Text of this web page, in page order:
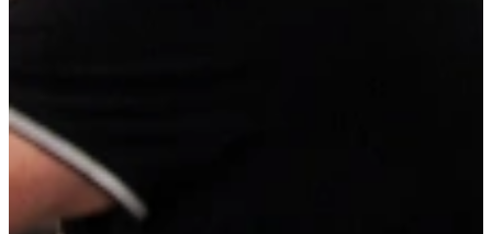
Delivery time:
59,-
Make a reservation without obligation
Request a custom quote
Visit us and explore our showroom